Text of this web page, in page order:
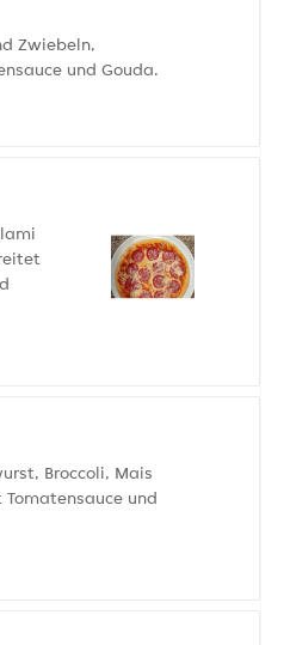
Zwiebeln,
und Gouda.
Broccoli, Mais
und